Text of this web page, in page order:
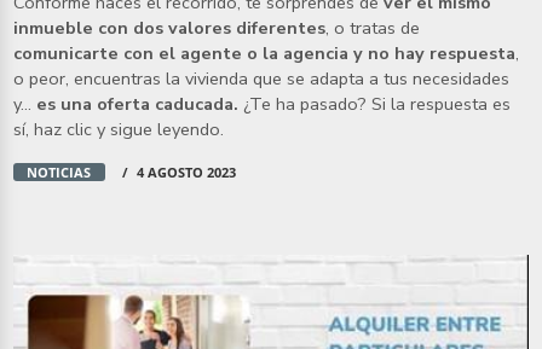
inmueble con dos valores diferentes, o tratas de
comunicarte con el agente o la agencia y no hay respuesta,
o peor, encuentras la vivienda que se adapta a tus necesidades
y… es una oferta caducada. ¿Te ha pasado? Si la respuesta es
sí, haz clic y sigue leyendo.
NOTICIAS 4 AGOSTO 2023